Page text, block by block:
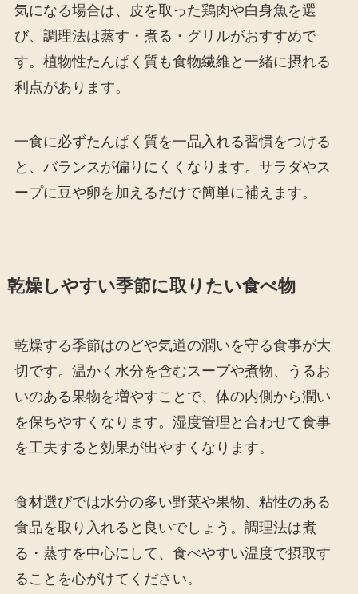
気になる場合は、皮を取った鶏肉や白身魚を選
び、調理法は蒸す・煮る・グリルがおすすめで
す。植物性たんぱく質も食物繊維と一緒に摂れる
利点があります。
一食に必ずたんぱく質を一品入れる習慣をつける
と、バランスが偏りにくくなります。サラダやス
ープに豆や卵を加えるだけで簡単に補えます。
乾燥しやすい季節に取りたい食べ物
乾燥する季節はのどや気道の潤いを守る食事が大
切です。温かく水分を含むスープや煮物、うるお
いのある果物を増やすことで、体の内側から潤い
を保ちやすくなります。湿度管理と合わせて食事
を工夫すると効果が出やすくなります。
食材選びでは水分の多い野菜や果物、粘性のある
食品を取り入れると良いでしょう。調理法は煮
る・蒸すを中心にして、食べやすい温度で摂取す
ることを心がけてください。